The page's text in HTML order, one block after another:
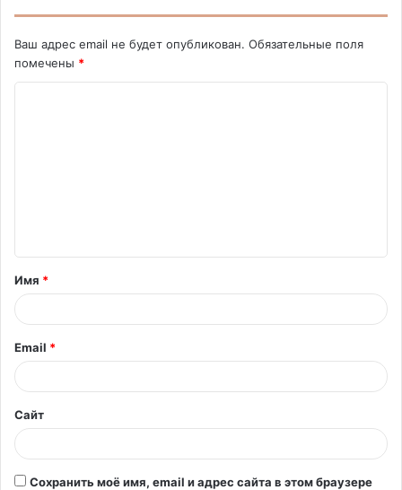
Ваш адрес email не будет опубликован. Обязательные поля
помечены *
т
а
й
*
Имя *
Email *
Сайт
Сохранить моё имя, email и адрес сайта в этом браузере